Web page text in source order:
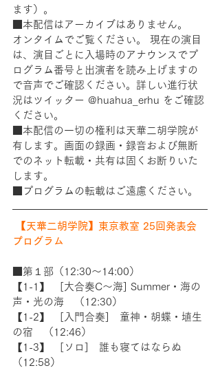
ます）。
■本配信はアーカイブはありません。
オンタイムでご覧ください。 現在の演目
は、演目ごとに入場時のアナウンスでプ
ログラム番号と出演者を読み上げますの
で音声でご確認ください。詳しい進行状
況はツイッター @huahua_erhu をご確認
ください。
■本配信の一切の権利は天華二胡学院が
有します。画面の録画・録音および無断
でのネット転載・共有は固くお断りいた
します。
■プログラムの転載はご遠慮ください。
【天華二胡学院】東京教室 25回発表会
プログラム
■第１部（12:30〜14:00）
【1-1】　[大合奏C〜海] Summer・海の
声・光の海　（12:30）
【1-2】　[入門合奏]　童神・胡蝶・埴生
の宿　（12:46）
【1-3】　[ソロ]　誰も寝てはならぬ
（12:58）